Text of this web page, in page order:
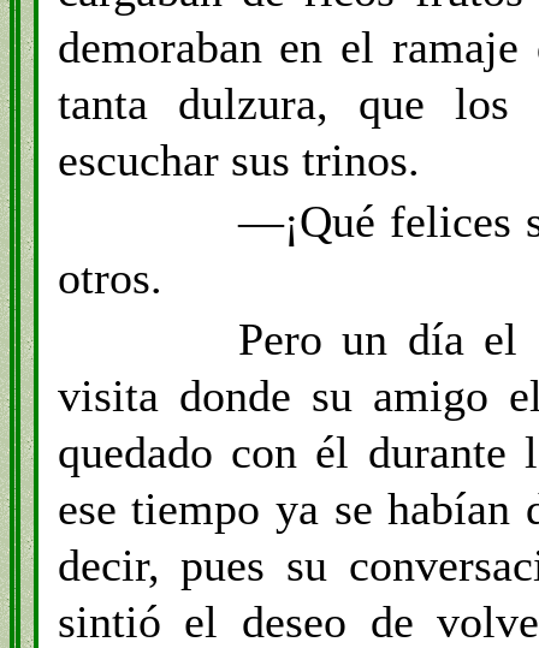
demoraban en el
tanta dulzura, que los
escuchar sus trinos.
—¡Qué felices
otros.
Pero un día el
visita donde su amigo
quedado con él durante
ese tiempo ya se
decir, pues su
sintió el deseo de